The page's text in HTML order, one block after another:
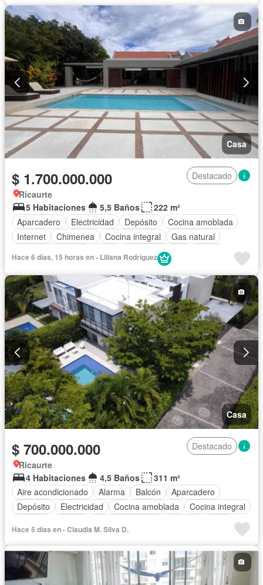
Casa
$ 1.700.000.000
Destacado
Ricaurte
5 Habitaciones
5,5 Baños
222 m²
Aparcadero
Electricidad Depósito
Cocina amoblada
Internet
Chimenea Cocina integral
Gas natural
Tanque de agua
Seguridad privada
Hace 6 días, 15 horas en - Liliana Rodríguez
Casa
$ 700.000.000
Destacado
Ricaurte
4 Habitaciones
4,5 Baños
311 m²
Aire acondicionado
Alarma Balcón
Aparcadero
Depósito
Electricidad Cocina amoblada
Cocina integral
Tanque de agua
Patio Vigilante
Seguridad privada
Piscina
Hace 5 días en - Claudia M. Silva D.